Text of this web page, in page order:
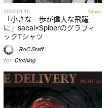
2020.01.15 News
「小さな一歩が偉大な飛躍
に」sacai×Spiberのグラフィ
ックTシャツ
RoC Staff
for Clothing